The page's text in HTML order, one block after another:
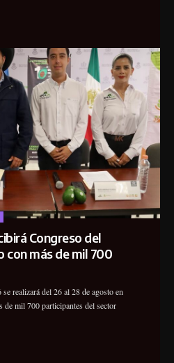
Congreso del
con más de mil 700
realizará del 26 al 28 de agosto en
de mil 700 participantes del sector